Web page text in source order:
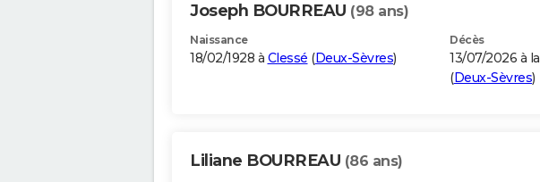
Joseph BOURREAU (98 ans)
Naissance
18/02/1928 à Clessé (Deux-Sèvres)
Décès
13/07/2026 à la
(Deux-Sèvres)
Liliane BOURREAU (86 ans)